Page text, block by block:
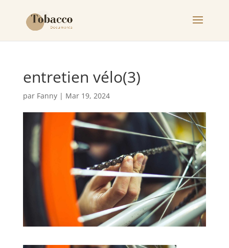
entretien vélo(3)
par Fanny| Mar 19, 2024